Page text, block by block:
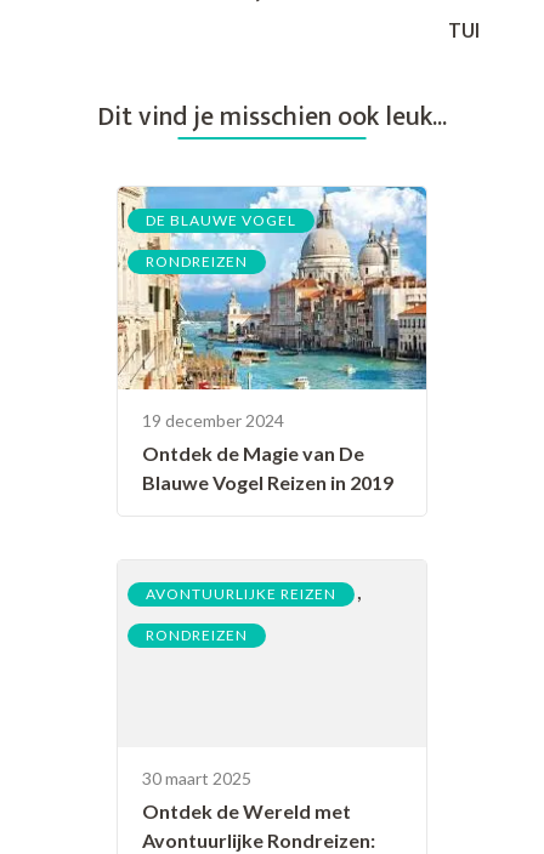
TUI
Dit vind je misschien ook leuk...
DE BLAUWE VOGEL ,
RONDREIZEN
19 december 2024
Ontdek de Magie van De
Blauwe Vogel Reizen in 2019
AVONTUURLIJKE REIZEN ,
RONDREIZEN
30 maart 2025
Ontdek de Wereld met
Avontuurlijke Rondreizen: